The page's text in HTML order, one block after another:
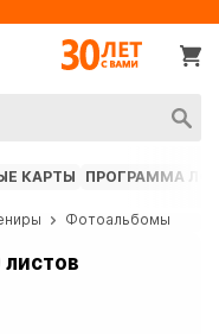
КАРТЫ ПРОГРАММА
Фотоальбомы